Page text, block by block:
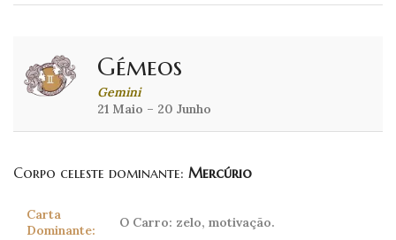
Gémeos
Gemini
21 Maio – 20 Junho
Corpo celeste dominante: Mercúrio
Carta
Dominante:
O Carro: zelo, motivação.